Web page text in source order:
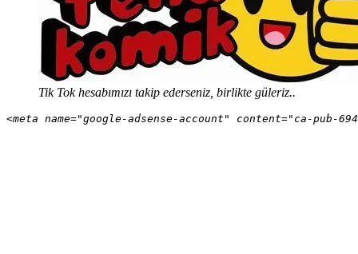
Tik Tok hesabımızı takip ederseniz, birlikte güleriz..
<meta name="google-adsense-account" content="ca-pub-